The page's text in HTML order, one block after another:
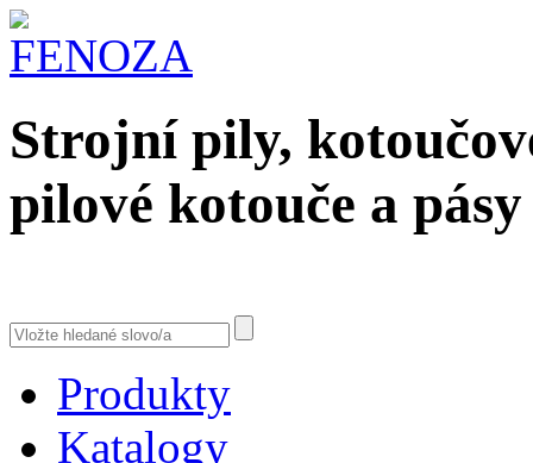
Strojní pily,
pilové kotouče a pásy
Produkty
Katalogy